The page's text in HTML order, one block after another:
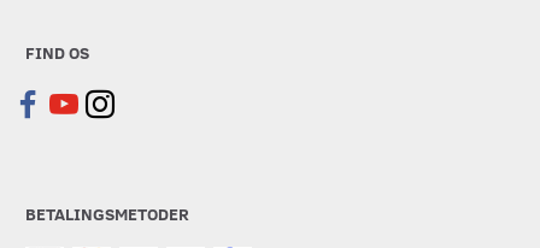
FIND OS
BETALINGSMETODER